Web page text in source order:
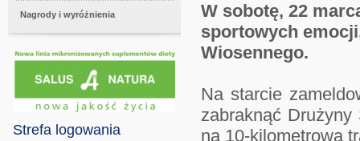
Nagrody i wyróżnienia
Strefa logowania
W sobotę, 22
sportowych
Wiosennego.
Na starcie
zabraknąć Drużyny
na 10-kilometrową